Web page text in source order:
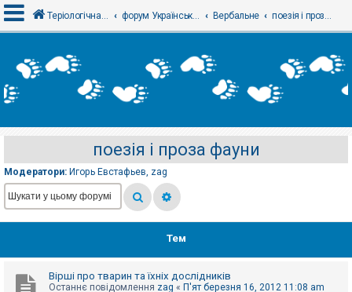
х
і
е
є
с
т
р
а
Теріологічна школа форум Українського теріологічного товариства Вербальне поезія і проза фауни
поезія і проза фауни
Модератори: Игорь Евстафьев, zag
Тем
Вірші про тварин та їхніх дослідників
Останнє повідомлення zag « П'ят березня 16, 2012 11:08 am